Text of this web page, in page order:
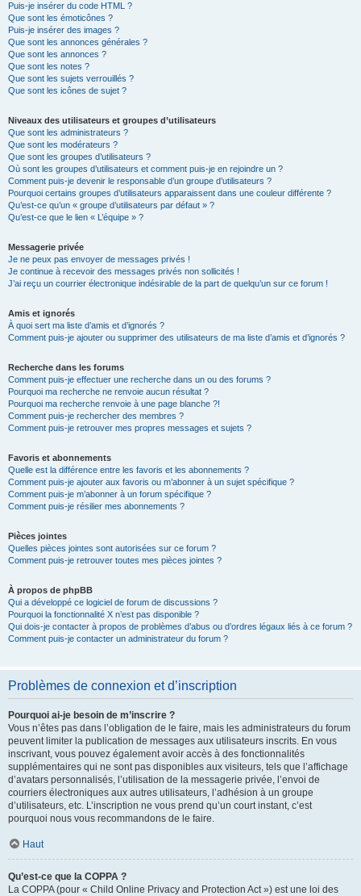
Puis-je insérer du code HTML ?
Que sont les émoticônes ?
Puis-je insérer des images ?
Que sont les annonces générales ?
Que sont les annonces ?
Que sont les notes ?
Que sont les sujets verrouillés ?
Que sont les icônes de sujet ?
Niveaux des utilisateurs et groupes d’utilisateurs
Que sont les administrateurs ?
Que sont les modérateurs ?
Que sont les groupes d’utilisateurs ?
Où sont les groupes d’utilisateurs et comment puis-je en rejoindre un ?
Comment puis-je devenir le responsable d’un groupe d’utilisateurs ?
Pourquoi certains groupes d’utilisateurs apparaissent dans une couleur différente ?
Qu’est-ce qu’un « groupe d’utilisateurs par défaut » ?
Qu’est-ce que le lien « L’équipe » ?
Messagerie privée
Je ne peux pas envoyer de messages privés !
Je continue à recevoir des messages privés non sollicités !
J’ai reçu un courrier électronique indésirable de la part de quelqu’un sur ce forum !
Amis et ignorés
À quoi sert ma liste d’amis et d’ignorés ?
Comment puis-je ajouter ou supprimer des utilisateurs de ma liste d’amis et d’ignorés ?
Recherche dans les forums
Comment puis-je effectuer une recherche dans un ou des forums ?
Pourquoi ma recherche ne renvoie aucun résultat ?
Pourquoi ma recherche renvoie à une page blanche ?!
Comment puis-je rechercher des membres ?
Comment puis-je retrouver mes propres messages et sujets ?
Favoris et abonnements
Quelle est la différence entre les favoris et les abonnements ?
Comment puis-je ajouter aux favoris ou m’abonner à un sujet spécifique ?
Comment puis-je m’abonner à un forum spécifique ?
Comment puis-je résilier mes abonnements ?
Pièces jointes
Quelles pièces jointes sont autorisées sur ce forum ?
Comment puis-je retrouver toutes mes pièces jointes ?
À propos de phpBB
Qui a développé ce logiciel de forum de discussions ?
Pourquoi la fonctionnalité X n’est pas disponible ?
Qui dois-je contacter à propos de problèmes d’abus ou d’ordres légaux liés à ce forum ?
Comment puis-je contacter un administrateur du forum ?
Problèmes de connexion et d’inscription
Pourquoi ai-je besoin de m’inscrire ?
Vous n’êtes pas dans l’obligation de le faire, mais les administrateurs du forum
peuvent limiter la publication de messages aux utilisateurs inscrits. En vous
inscrivant, vous pouvez également avoir accès à des fonctionnalités
supplémentaires qui ne sont pas disponibles aux visiteurs, tels que l’affichage
d’avatars personnalisés, l’utilisation de la messagerie privée, l’envoi de
courriers électroniques aux autres utilisateurs, l’adhésion à un groupe
d’utilisateurs, etc. L’inscription ne vous prend qu’un court instant, c’est
pourquoi nous vous recommandons de le faire.
Haut
Qu’est-ce que la COPPA ?
La COPPA (pour « Child Online Privacy and Protection Act ») est une loi des